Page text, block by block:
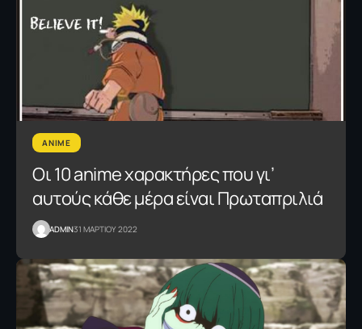
ANIME
Οι 10 anime χαρακτήρες που γι’
αυτούς κάθε μέρα είναι Πρωταπριλιά
ADMIN31 ΜΑΡΤΙΟΥ 2022